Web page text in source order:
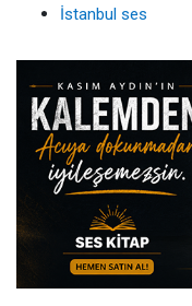
İstanbul ses